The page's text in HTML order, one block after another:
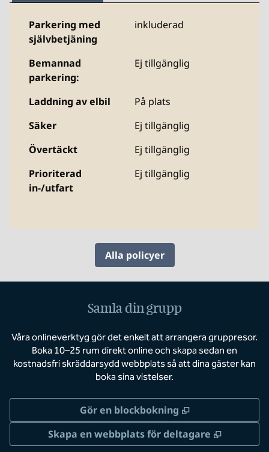
Parkering med
självbetjäning
inkluderad
Bemannad
parkering:
Ej tillgänglig
Laddning av elbil
På plats
Säker
Ej tillgänglig
Övertäckt
Ej tillgänglig
Prioriterad
in-/utfart
Ej tillgänglig
Alla policyer
Samla din grupp
Våra onlineverktyg gör det enkelt att arrangera gruppresor.
Boka 10–25 rum direkt online och skapa sedan en
kostnadsfri skräddarsydd webbplats så att dina gäster kan
boka sina vistelser.
Gör en blockbokning ,
Skapa en webbplats för deltagare
,